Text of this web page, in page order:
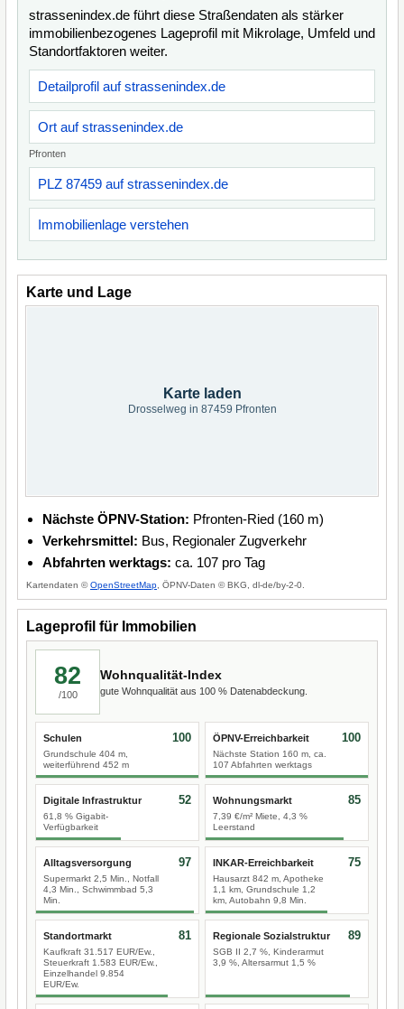
strassenindex.de führt diese Straßendaten als stärker
immobilienbezogenes Lageprofil mit Mikrolage, Umfeld und
Standortfaktoren weiter.
Detailprofil auf strassenindex.de
Ort auf strassenindex.de
Pfronten
PLZ 87459 auf strassenindex.de
Immobilienlage verstehen
Karte und Lage
Karte laden
Drosselweg in 87459 Pfronten
Nächste ÖPNV-Station: Pfronten-Ried (160 m)
Verkehrsmittel: Bus, Regionaler Zugverkehr
Abfahrten werktags: ca. 107 pro Tag
Kartendaten ©OpenStreetMap , ÖPNV-Daten © BKG, dl-de/by-2-0.
Lageprofil für Immobilien
82
/100
Wohnqualität-Index
gute Wohnqualität aus 100 % Datenabdeckung.
Schulen
Grundschule 404 m,
weiterführend 452 m
100 ÖPNV-Erreichbarkeit
Nächste Station 160 m, ca.
107 Abfahrten werktags
100
Digitale Infrastruktur
61,8 % Gigabit-
Verfügbarkeit
52 Wohnungsmarkt
7,39 €/m² Miete, 4,3 %
Leerstand
85
Alltagsversorgung
Supermarkt 2,5 Min., Notfall
4,3 Min., Schwimmbad 5,3
Min.
97 INKAR-Erreichbarkeit
Hausarzt 842 m, Apotheke
1,1 km, Grundschule 1,2
km, Autobahn 9,8 Min.
75
Standortmarkt
Kaufkraft 31.517 EUR/Ew.,
Steuerkraft 1.583 EUR/Ew.,
Einzelhandel 9.854
EUR/Ew.
81 Regionale Sozialstruktur
SGB II 2,7 %, Kinderarmut
3,9 %, Altersarmut 1,5 %
89